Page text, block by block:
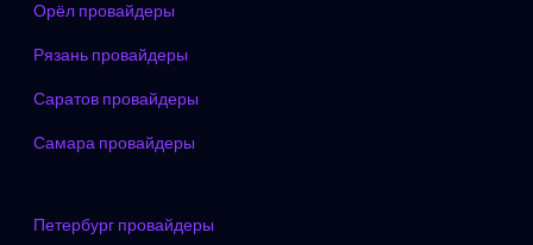
Орёл провайдеры
Рязань провайдеры
Саратов провайдеры
Самара провайдеры
Петербург провайдеры